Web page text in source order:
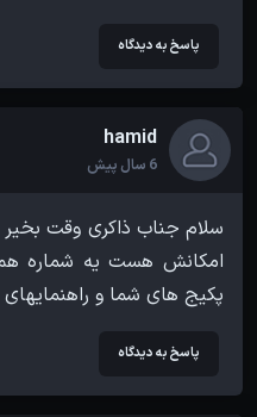
پاسخ به دیدگاه
hamid
6 سال پیش
سلام جناب ذاکری وقت
امکانش هست یه شماره هم
پکیج های شما و
پاسخ به دیدگاه